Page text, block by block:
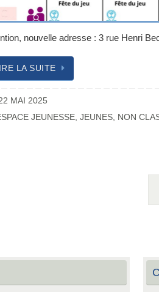
nouvelle adresse : 3 rue Henri
LA SUITE
MAI 2025
JEUNESSE,JEUNES, NON